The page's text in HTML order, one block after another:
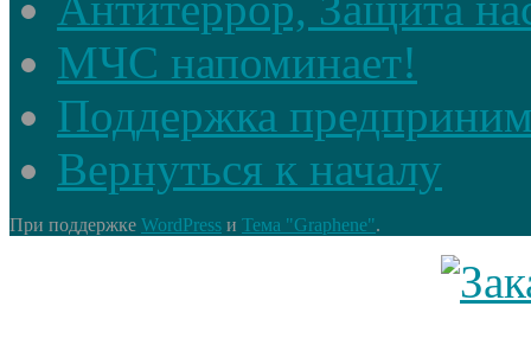
МЧС напоминает!
Поддержка
Вернуться к началу
При поддержке WordPress и Тема "Graphene".